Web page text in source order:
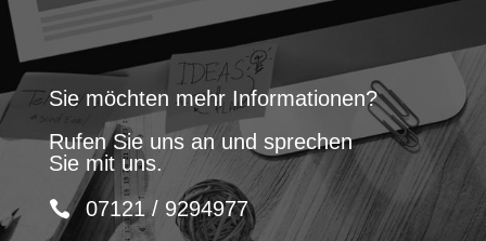
Sie möchten mehr Informationen?
Rufen Sie uns an und sprechen
Sie mit uns.
07121 / 9294977